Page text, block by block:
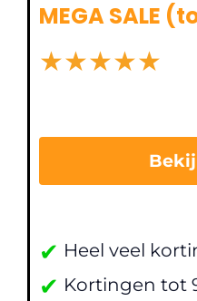
MEGA SALE
★★★★★
✔ Heel veel
✔ Kortingen tot